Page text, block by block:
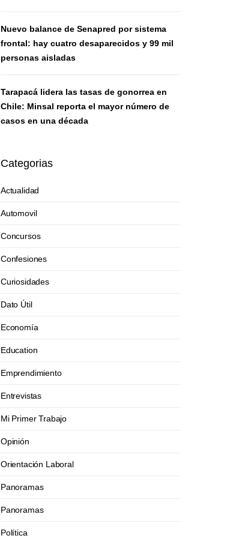
Nuevo balance de Senapred por sistema
frontal: hay cuatro desaparecidos y 99 mil
personas aisladas
Tarapacá lidera las tasas de gonorrea en
Chile: Minsal reporta el mayor número de
casos en una década
Categorias
Actualidad
Automovil
Concursos
Confesiones
Curiosidades
Dato Útil
Economía
Education
Emprendimiento
Entrevistas
Mi Primer Trabajo
Opinión
Orientación Laboral
Panoramas
Panoramas
Política